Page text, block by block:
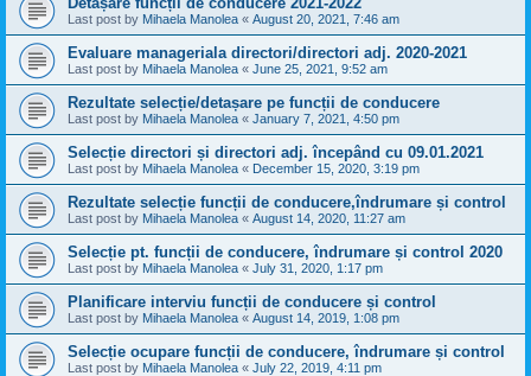
Last post by Mihaela Manolea « August 20, 2021, 7:46 am
Evaluare manageriala directori/directori adj. 2020-2021
Last post by Mihaela Manolea « June 25, 2021, 9:52 am
Rezultate selecție/detașare pe funcții de conducere
Last post by Mihaela Manolea « January 7, 2021, 4:50 pm
Selecție directori și directori adj. începând cu 09.01.2021
Last post by Mihaela Manolea « December 15, 2020, 3:19 pm
Rezultate selecție funcții de conducere,îndrumare și control
Last post by Mihaela Manolea « August 14, 2020, 11:27 am
Selecție pt. funcții de conducere, îndrumare și control 2020
Last post by Mihaela Manolea « July 31, 2020, 1:17 pm
Planificare interviu funcții de conducere și control
Last post by Mihaela Manolea « August 14, 2019, 1:08 pm
Selecție ocupare funcții de conducere, îndrumare și control
Last post by Mihaela Manolea « July 22, 2019, 4:11 pm